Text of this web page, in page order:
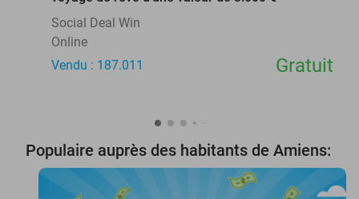
Social Deal Win
Online
Vendu : 187.011
Gratuit
Populaire auprès des habitants de Amiens: